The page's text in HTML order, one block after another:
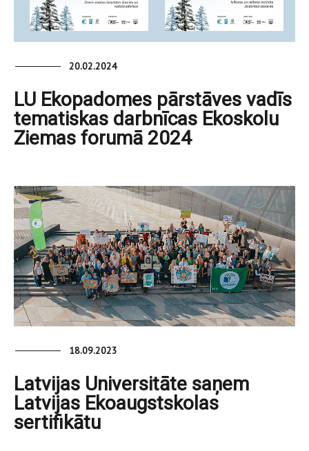
20.02.2024
LU Ekopadomes pārstāves vadīs
tematiskas darbnīcas Ekoskolu
Ziemas forumā 2024
18.09.2023
Latvijas Universitāte saņem
Latvijas Ekoaugstskolas
sertifikātu